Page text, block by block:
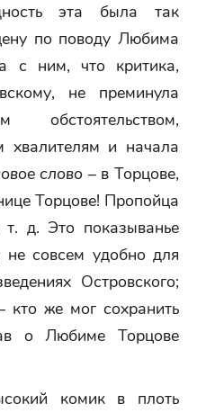
эта была так
по поводу Любима
с ним, что критика,
не преминула
обстоятельством,
хвалителям и начала
слово – в Торцове,
Торцове! Пропойца
д. Это показыванье
не совсем удобно для
Островского;
кто же мог сохранить
о Любиме Торцове
комик в плоть